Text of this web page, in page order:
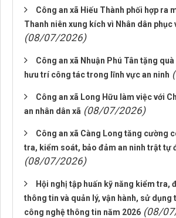
Công an xã Hiếu Thành phối hợp ra
Thanh niên xung kích vì Nhân dân phục
(08/07/2026)
Công an xã Nhuận Phú Tân tặng
hưu trí công tác trong lĩnh vực an ninh
Công an xã Long Hữu làm việc với
an nhân dân xã (08/07/2026)
Công an xã Càng Long tăng cường
tra, kiểm soát, bảo đảm an ninh trật tự
(08/07/2026)
Hội nghị tập huấn kỹ năng kiểm tra,
thông tin và quản lý, vận hành, sử dụng
công nghệ thông tin năm 2026 (08/